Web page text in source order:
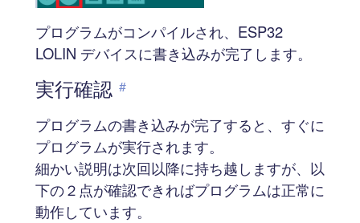
プログラムがコンパイルされ、ESP32
LOLIN デバイスに書き込みが完了します。
実行確認 #
プログラムの書き込みが完了すると、すぐに
プログラムが実行されます。
細かい説明は次回以降に持ち越しますが、以
下の２点が確認できればプログラムは正常に
動作しています。